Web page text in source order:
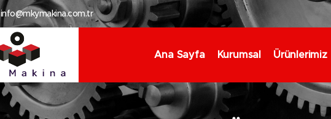
info@mkymakina.com.tr
Ana Sayfa Kurumsal Ürünlerimiz